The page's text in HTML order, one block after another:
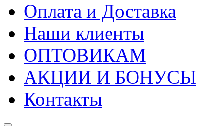
Оплата и Доставка
Наши клиенты
ОПТОВИКАМ
АКЦИИ И БОНУСЫ
Контакты